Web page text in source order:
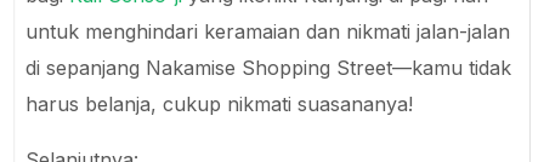
untuk menghindari keramaian dan nikmati jalan-jalan
di sepanjang Nakamise Shopping Street—kamu tidak
harus belanja, cukup nikmati suasananya!